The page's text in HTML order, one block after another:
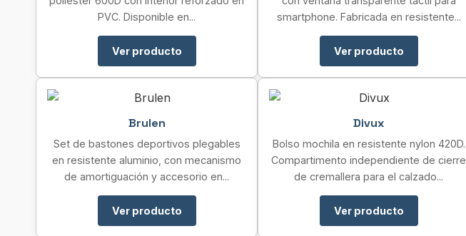
PVC. Disponible en...
Ver producto
smartphone. Fabricada en resistente...
Ver producto
Brulen
Set de bastones deportivos plegables
en resistente aluminio, con mecanismo
de amortiguación y accesorio en...
Ver producto
Divux
Bolso mochila en resistente nylon 420D.
Compartimento independiente de cierre
de cremallera para el calzado...
Ver producto